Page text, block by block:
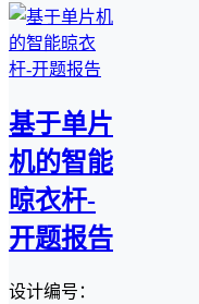
基于单片
机的智能
晾衣杆-
开题报告
设计编号：